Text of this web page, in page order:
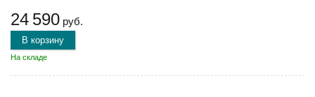
24 590 руб.
В корзину
На складе